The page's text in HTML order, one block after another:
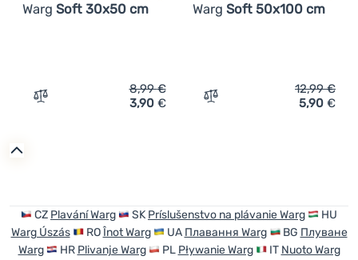
Warg Soft 30x50 cm
Zum Vergleich 'Handtuch Warg Soft 30x50 cm'
8,99€
3,90 €
Warg Soft 50x100 cm
Zum Vergleich 'Handtuch
12,99€
5,90 €
CZ Plavání Warg SK Príslušenstvo na plávanie Warg
HU
Warg Úszás
ROÎnot Warg UA Плавання Warg BG Плуване
Warg
HR Plivanje Warg PL Pływanie Warg IT Nuoto Warg